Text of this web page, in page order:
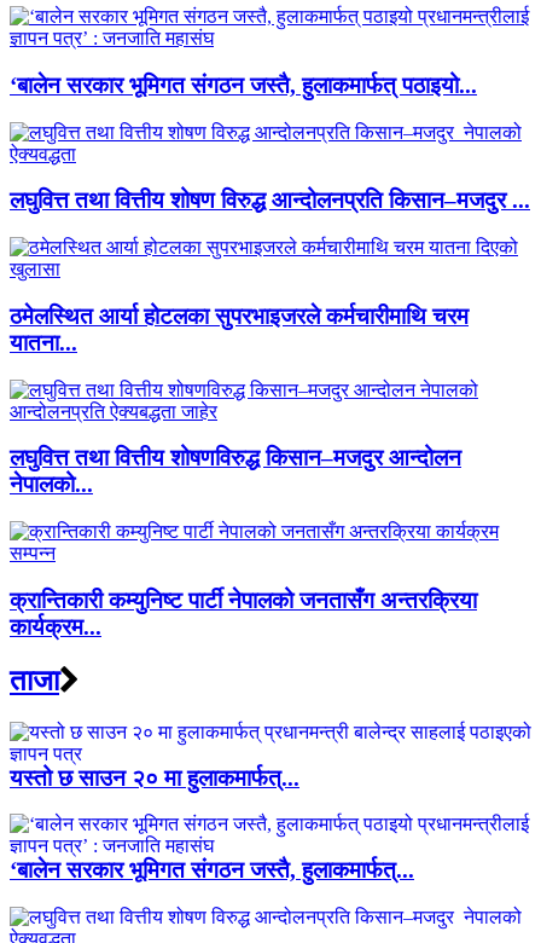
‘बालेन सरकार भूमिगत संगठन जस्तै, हुलाकमार्फत् पठाइयो...
लघुवित्त तथा वित्तीय शोषण विरुद्ध आन्दोलनप्रति किसान–मजदुर ...
ठमेलस्थित आर्या होटलका सुपरभाइजरले कर्मचारीमाथि चरम
यातना...
लघुवित्त तथा वित्तीय शोषणविरुद्ध किसान–मजदुर आन्दोलन
नेपालको...
क्रान्तिकारी कम्युनिष्ट पार्टी नेपालको जनतासँग अन्तरक्रिया
कार्यक्रम...
ताजा
यस्तो छ साउन २० मा हुलाकमार्फत्...
‘बालेन सरकार भूमिगत संगठन जस्तै, हुलाकमार्फत्...